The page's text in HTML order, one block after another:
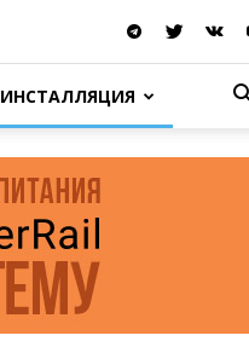
ИНСТАЛЛЯЦИЯ